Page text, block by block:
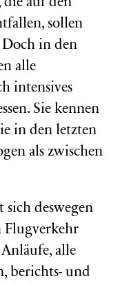
auf den
sollen
Doch in den
alle
intensives
Sie kennen
in den letzten
als zwischen
sich deswegen
Flugverkehr
alle
berichts- und